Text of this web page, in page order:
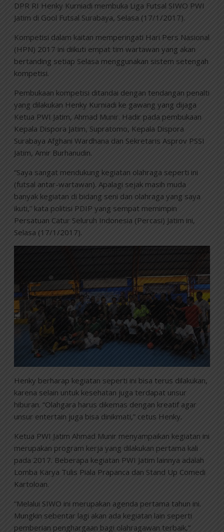
DPR RI Henky Kurniadi membuka Liga Futsal SIWO PWI
Jatim di Gool Futsal Surabaya, Selasa (17/1/2017).
Kompetisi dalam kaitan memperingati Hari Pers Nasional
(HPN) 2017 ini diikuti empat tim wartawan yang akan
bertanding setiap Selasa menggunakan sistem setengah
kompetisi.
Pembukaan kompetisi ditandai dengan tendangan penalti
yang dilakukan Henky Kurniadi ke gawang yang dijaga
Ketua PWI Jatim, Ahmad Munir. Hadir pada pembukaan
Kepala Dispora Jatim, Supratomo, Kepala Dispora
Surabaya Afghani Wardhana dan Sekretaris Asprov PSSI
Jatim, Amir Burhanudin.
“Saya sangat mendukung kegiatan olahraga seperti ini
(futsal antar-wartawan). Apalagi sejak masih muda
banyak kegiatan di bidang seni dan olahraga yang saya
ikuti,” kata politisi PDIP yang sempat memimpin
Persatuan Catur Seluruh Indonesia (Percasi) Jatim ini,
Selasa (17/1/2017).
Henky berharap kegiatan seperti ini bisa terus dilakukan,
karena selain untuk kesehatan juga terdapat unsur
hiburan. “Olahgara harus dikemas dengan kreatif agar
unsur entertain juga bisa dinikmati,” cetus Henky.
Ketua PWI Jatim Ahmad Munir menyampaikan kegiatan ini
merupakan program kerja yang dilakukan pertama kali
pada 2017. Beberapa kegiatan PWI Jatim lainnya adalah
Lomba Karya Tulis Piala Prapanca dan Stand Up Comedi
Kartoloan.
“Melalui SIWO ini merupakan agenda pertama tahun ini.
Mungkin sebentar lagi akan ada kegiatan lain seperti
pemberian penghargaan bagi olahragawan terbaik,”